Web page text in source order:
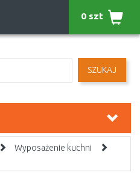
SZUKAJ
0 szt
Wyposażenie kuchni